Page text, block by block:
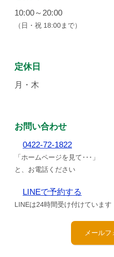
10:00～20:00
（日・祝 18:00まで）
定休日
月・木
お問い合わせ
0422-72-1822
「ホームページを見て･･･」
と、お電話ください
LINEで予約する
LINEは24時間受け付けています
メールフ